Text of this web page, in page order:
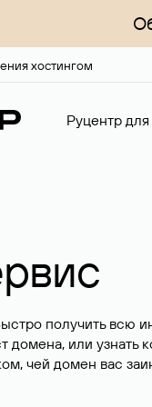
хостингом
Руцентр
получить всю
домена, или узнать
чей домен вас